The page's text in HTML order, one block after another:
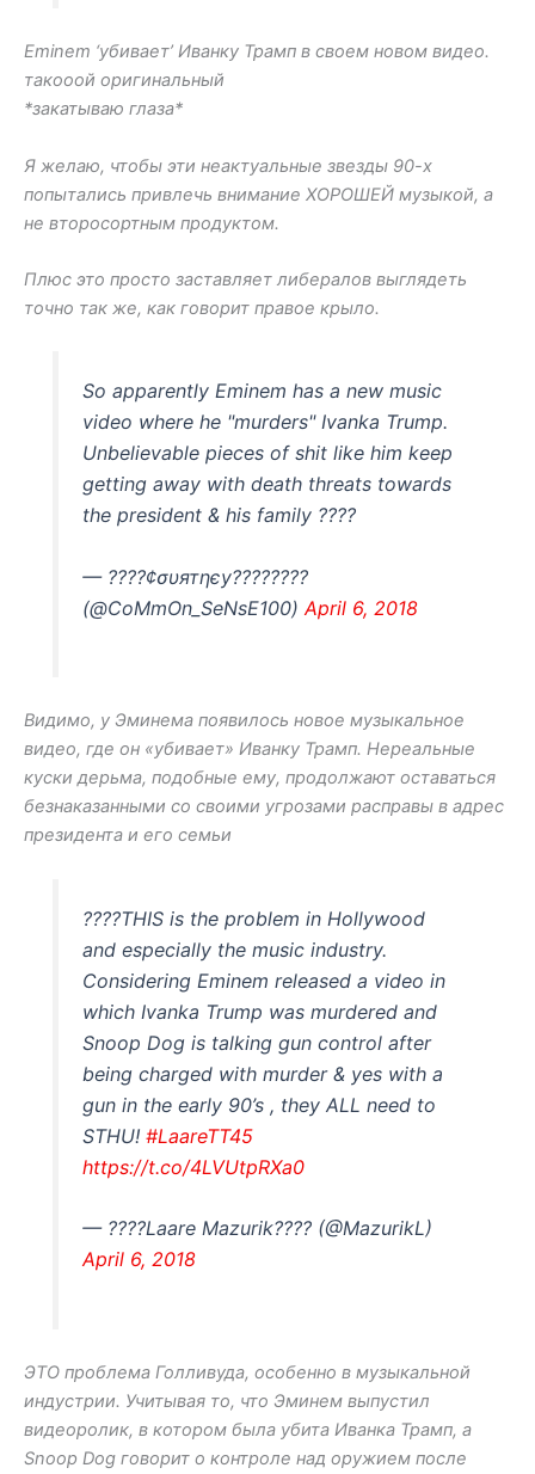
Eminem ‘убивает’ Иванку Трамп в своем новом видео.
такооой оригинальный
*закатываю глаза*
Я желаю, чтобы эти неактуальные звезды 90-х
попытались привлечь внимание ХОРОШЕЙ музыкой, а
не второсортным продуктом.
Плюс это просто заставляет либералов выглядеть
точно так же, как говорит правое крыло.
So apparently Eminem has a new music
video where he "murders" Ivanka Trump.
Unbelievable pieces of shit like him keep
getting away with death threats towards
the president & his family ????
— ????¢συятηєу????????
(@CoMmOn_SeNsE100)April 6, 2018
Видимо, у Эминема появилось новое музыкальное
видео, где он «убивает» Иванку Трамп. Нереальные
куски дерьма, подобные ему, продолжают оставаться
безнаказанными со своими угрозами расправы в адрес
президента и его семьи
????THIS is the problem in Hollywood
and especially the music industry.
Considering Eminem released a video in
which Ivanka Trump was murdered and
Snoop Dog is talking gun control after
being charged with murder & yes with a
gun in the early 90’s , they ALL need to
STHU!#LaareTT45
https://t.co/4LVUtpRXa0
— ????Laare Mazurik???? (@MazurikL)
April 6, 2018
ЭТО проблема Голливуда, особенно в музыкальной
индустрии. Учитывая то, что Эминем выпустил
видеоролик, в котором была убита Иванка Трамп, а
Snoop Dog говорит о контроле над оружием после